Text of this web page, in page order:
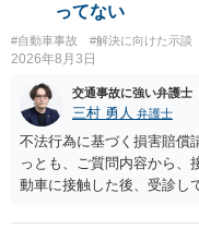
ってない
#自動車事故 #解決に向けた示談
2026年8月3日
交通事故に強い弁護士
三村 勇人 弁護士
不法行為に基づく損害賠償
っとも、ご質問内容から、
動車に接触した後、受診し
士にご相談ください。